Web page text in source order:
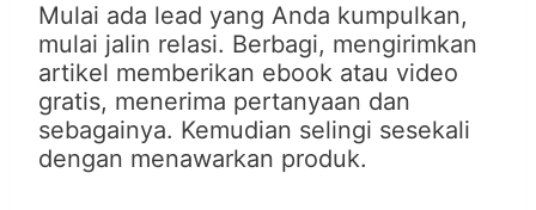
Mulai ada lead yang Anda kumpulkan,
mulai jalin relasi. Berbagi, mengirimkan
artikel memberikan ebook atau video
gratis, menerima pertanyaan dan
sebagainya. Kemudian selingi sesekali
dengan menawarkan produk.